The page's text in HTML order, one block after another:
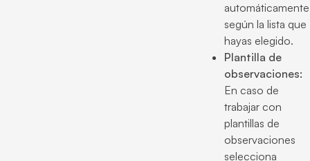
automáticamente
según la lista que
hayas elegido.
Plantilla de
observaciones:
En caso de
trabajar con
plantillas de
observaciones
selecciona